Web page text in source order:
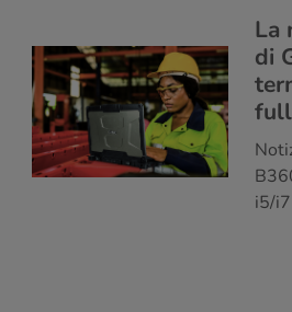
La
di
i5/